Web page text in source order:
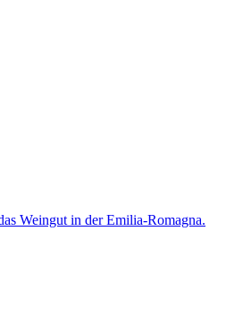
Weingut in der Emilia-Romagna.